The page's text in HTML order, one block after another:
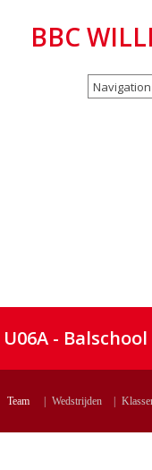
BBC
U06A - Balschool
Team Wedstrijden